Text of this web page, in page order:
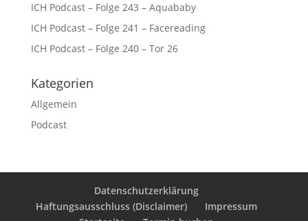
ICH Podcast – Folge 243 – Aquababy
ICH Podcast – Folge 241 – Facereading
ICH Podcast – Folge 240 – Tor 26
Kategorien
Allgemein
Podcast
Datenschutzerklärung
Haftungsausschluss (Disclaimer)
Impressum